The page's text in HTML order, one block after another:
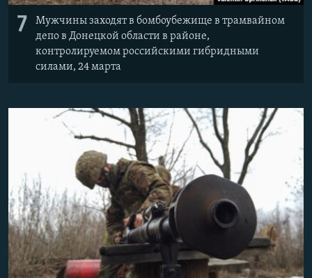
7
Мужчины заходят в бомбоубежище в трамвайном
депо в Донецкой области в районе,
контролируемом российскими гибридными
силами, 24 марта